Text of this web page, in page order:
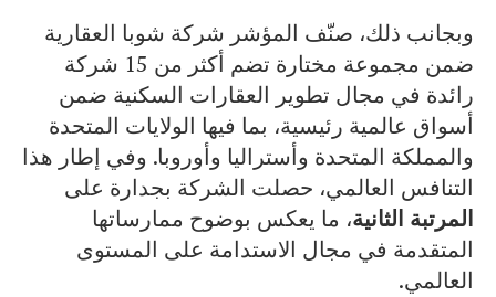
وبجانب ذلك، صنّف المؤشر شركة شوبا العقارية
ضمن مجموعة مختارة تضم أكثر من 15 شركة
رائدة في مجال تطوير العقارات السكنية ضمن
أسواق عالمية رئيسية، بما فيها الولايات المتحدة
والمملكة المتحدة وأستراليا وأوروبا. وفي إطار هذا
التنافس العالمي، حصلت الشركة بجدارة على
المرتبة الثانية، ما يعكس بوضوح ممارساتها
المتقدمة في مجال الاستدامة على المستوى
العالمي.